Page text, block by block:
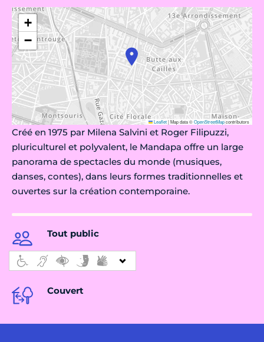
+
−
Leaflet|Map data ©OpenStreetMapcontributors
Créé en 1975 par Milena Salvini et Roger Filipuzzi,
pluriculturel et polyvalent, le Mandapa offre un large
panorama de spectacles du monde (musiques,
danses, contes), dans leurs formes traditionnelles et
ouvertes sur la création contemporaine.
Tout public
Couvert